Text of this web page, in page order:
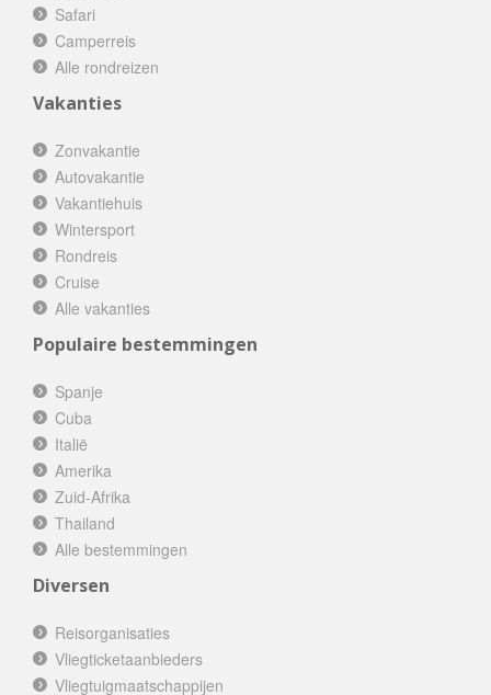
Safari
Camperreis
Alle rondreizen
Vakanties
Zonvakantie
Autovakantie
Vakantiehuis
Wintersport
Rondreis
Cruise
Alle vakanties
Populaire bestemmingen
Spanje
Cuba
Italië
Amerika
Zuid-Afrika
Thailand
Alle bestemmingen
Diversen
Reisorganisaties
Vliegticketaanbieders
Vliegtuigmaatschappijen